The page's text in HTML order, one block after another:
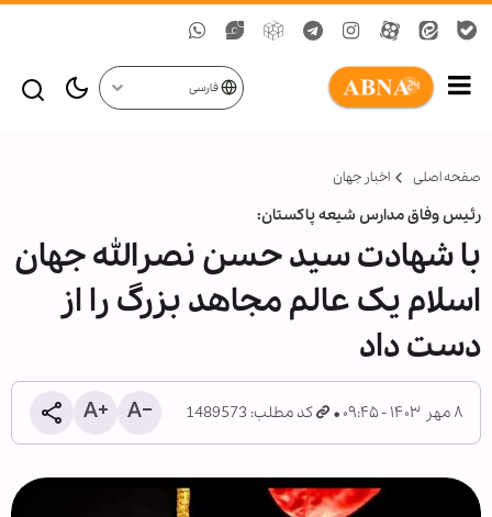
فارسی
صفحه اصلی اخبار جهان
رئیس وفاق مدارس شیعه پاکستان:
با شهادت سید حسن نصرالله جهان
اسلام یک عالم مجاهد بزرگ را از
دست داد
۸ مهر ۱۴۰۳ - ۰۹:۴۵ کد مطلب: 1489573